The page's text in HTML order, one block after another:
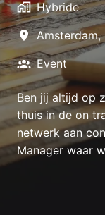
Hybride
Amsterdam,
Event
Ben jij altijd op
thuis in de on
netwerk aan
Manager waar